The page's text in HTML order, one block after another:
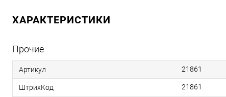
ХАРАКТЕРИСТИКИ
Прочие
Артикул 21861
ШтрихКод 21861